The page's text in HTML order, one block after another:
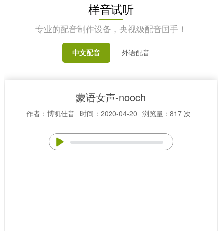
样音试听
专业的配音制作设备，央视级配音国手！
中文配音 外语配音
蒙语女声-nooch
作者：博凯佳音 时间：2020-04-20 浏览量：817 次